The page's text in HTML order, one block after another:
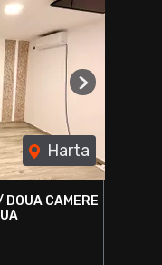
Harta
Next
CAMERE